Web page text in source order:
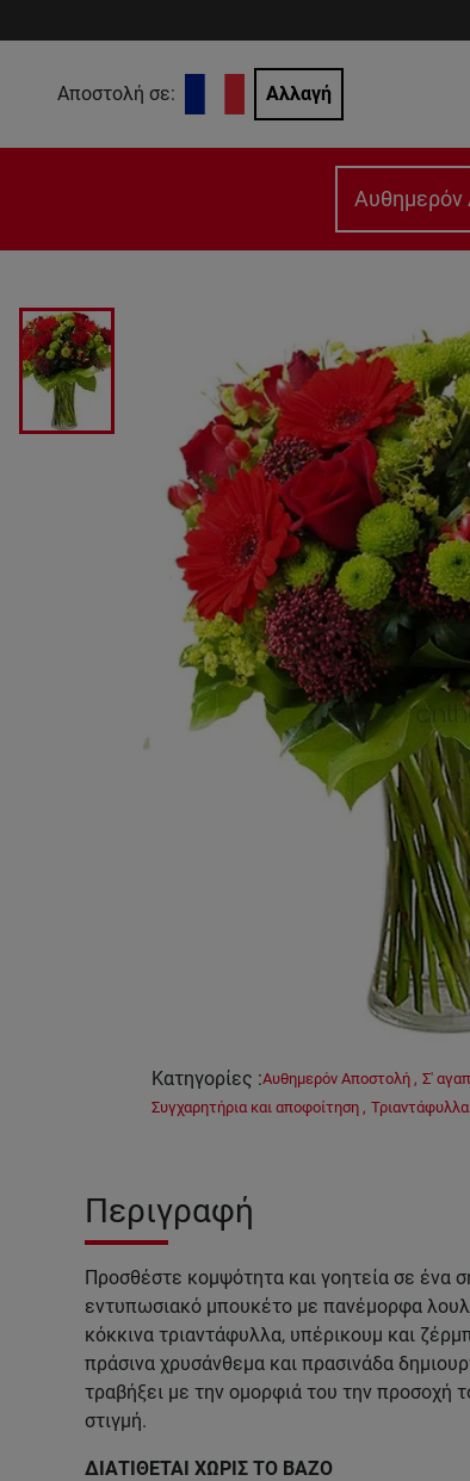
Αποστολή σε: Αλλαγή
Αυθημερόν
Κατηγορίες :Αυθημερόν Αποστολή , Σ'
Συγχαρητήρια και αποφοίτηση , Τριαντάφυλλα
Περιγραφή
Προσθέστε κομψότητα και γοητεία σε ένα
εντυπωσιακό μπουκέτο με πανέμορφα
κόκκινα τριαντάφυλλα, υπέρικουμ και
πράσινα χρυσάνθεμα και πρασινάδα
τραβήξει με την ομορφιά του την
στιγμή.
ΔΙΑΤΙΘΕΤΑΙ ΧΩΡΙΣ ΤΟ ΒΑΖΟ